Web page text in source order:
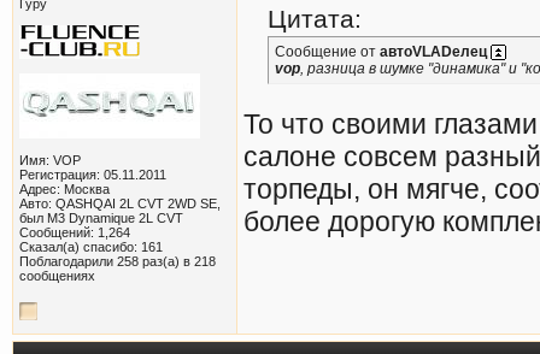
Гуру
Имя: VOP
Регистрация: 05.11.2011
Адрес: Москва
Авто: QASHQAI 2L CVT 2WD SE,
был M3 Dynamique 2L CVT
Сообщений: 1,264
Сказал(а) спасибо: 161
Поблагодарили 258 раз(а) в 218
сообщениях
Цитата:
Сообщение от автоVLADелец
vop, разница в шумке "динамика" и
То что своими
салоне совсем
торпеды, он мягче,
более дорогую